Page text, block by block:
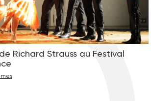
Richard Strauss au Festival